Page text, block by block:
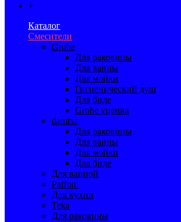
+
Каталог
Смесители
Grohe
Для раковины
Для ванны
Для мойки
Гигиенический душ
Для биде
Grohe уценка
damixa
Для раковины
Для ванны
Для мойки
Для биде
Для ванной
Paffoni
Для кухни
Teka
Для раковины